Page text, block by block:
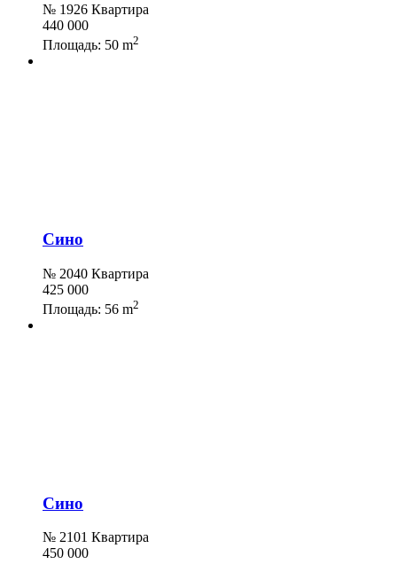
№ 1926 Квартира
440 000
Площадь: 50 m2
Сино
№ 2040 Квартира
425 000
Площадь: 56 m2
Сино
№ 2101 Квартира
450 000